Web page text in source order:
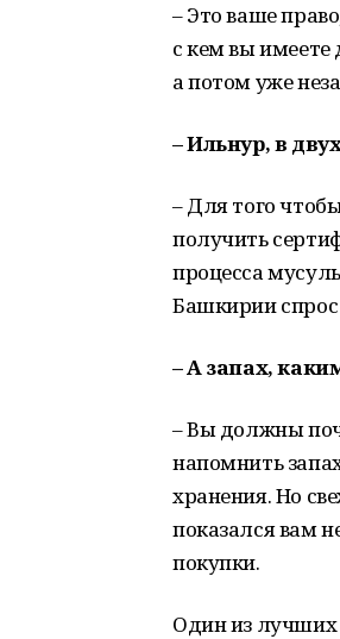
– Это ваше
с кем вы имеете
а потом уже
– Ильнур, в
– Для того
получить
процесса
Башкирии спрос
– А запах,
– Вы должны
напомнить
хранения. Но
показался вам
покупки.
Один из лучших